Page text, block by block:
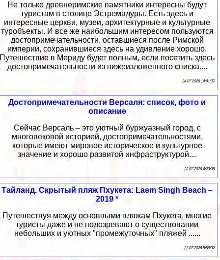
Не только древнеримские памятники интересны будут
туристам в столице Эстремадуры. Есть здесь и
интересные церкви, музеи, архитектурные и культурные
туробъекты. И все же наибольшим интересом пользуются
достопримечательности, оставшиеся после Римской
империи, сохранившиеся здесь на удивление хорошо.
Путешествие в Мериду будет полным, если посетить здесь
достопримечательности из нижеизложенного списка....
24 07 2026 14:41:37
Достопримечательности Версаля: список, фото и
описание
Сейчас Версаль – это уютный буржуазный город, с
многовековой историей, достопримечательностями,
которые имеют мировое историческое и культурное
значение и хорошо развитой инфраструктурой....
23 07 2026 4:23:38
Тайланд. Скрытый пляж Пхукета: Laem Singh Beach –
2019 *
Путешествуя между основными пляжам Пхукета, многие
туристы даже и не подозревают о существовании
небольших и уютных "промежуточных" пляжей ......
22 07 2026 5:59:32